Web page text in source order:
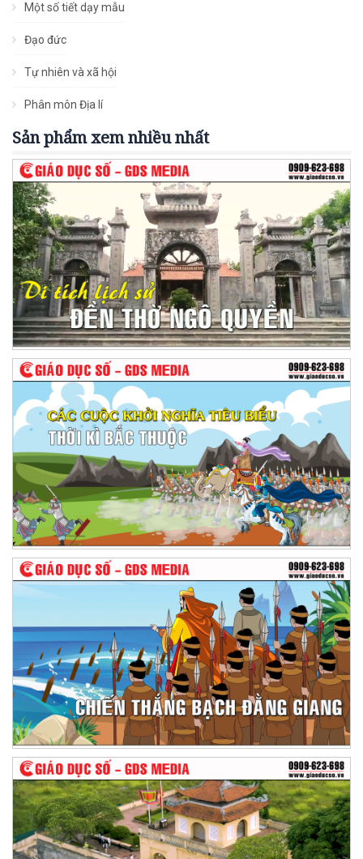
Một số tiết dạy mẫu
Đạo đức
Tự nhiên và xã hội
Phân môn Địa lí
Sản phẩm xem nhiều nhất